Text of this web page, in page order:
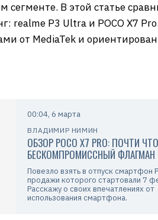
сегменте. В этой статье
P3 Ultra и POCO X7
от MediaTek и
00:04, 6 марта
ВЛАДИМИР НИМИН
ОБЗОР POCO X7 PRO: ПОЧТИ ЧТО
БЕСКОМПРОМИССНЫЙ ФЛАГМАН
Повезло взять в отпуск смартфон
продажи которого стартовали 7
Расскажу о своих впечатлениях от
использования смартфона.